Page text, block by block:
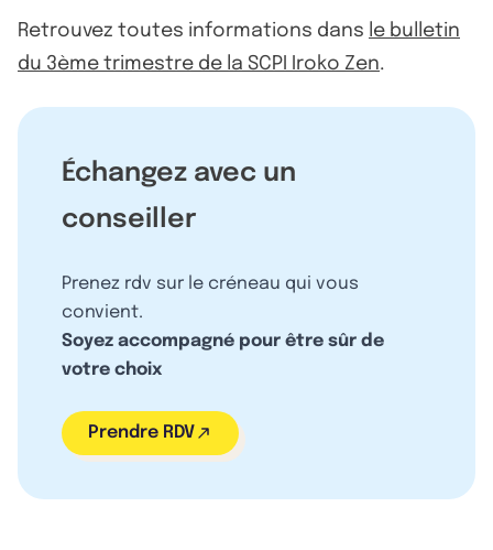
Retrouvez toutes informations dans le bulletin
du 3ème trimestre de la SCPI Iroko Zen.
Échangez avec un
conseiller
Prenez rdv sur le créneau qui vous
convient.
Soyez accompagné pour être sûr de
votre choix
Prendre RDV